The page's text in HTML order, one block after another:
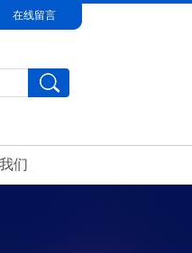
在线留言
们